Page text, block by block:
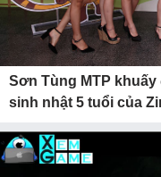
Sơn Tùng MTP
sinh nhật 5 tuổi của